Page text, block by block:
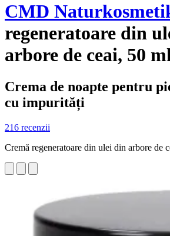
CMD
regeneratoare din
arbore de ceai, 50
Crema de noapte pentru
cu impurități
216 recenzii
Cremă regeneratoare din ulei din arbore de